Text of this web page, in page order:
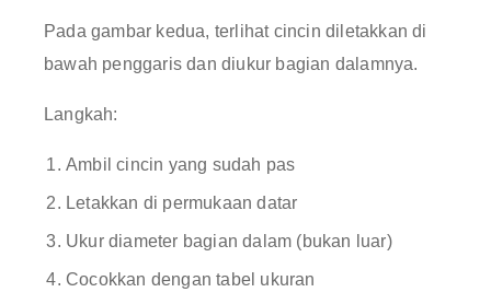
Pada gambar kedua, terlihat cincin diletakkan di
bawah penggaris dan diukur bagian dalamnya.
Langkah:
Ambil cincin yang sudah pas
Letakkan di permukaan datar
Ukur diameter bagian dalam (bukan luar)
Cocokkan dengan tabel ukuran